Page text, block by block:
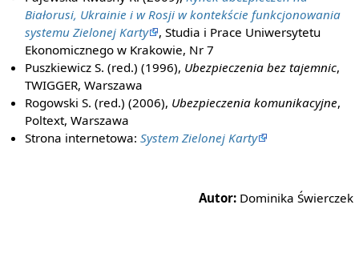
Białorusi, Ukrainie i w Rosji w kontekście funkcjonowania
systemu Zielonej Karty
, Studia i Prace Uniwersytetu
Ekonomicznego w Krakowie, Nr 7
Puszkiewicz S. (red.) (1996), Ubezpieczenia bez tajemnic,
TWIGGER, Warszawa
Rogowski S. (red.) (2006), Ubezpieczenia komunikacyjne,
Poltext, Warszawa
Strona internetowa:System Zielonej Karty
Autor: Dominika Świerczek